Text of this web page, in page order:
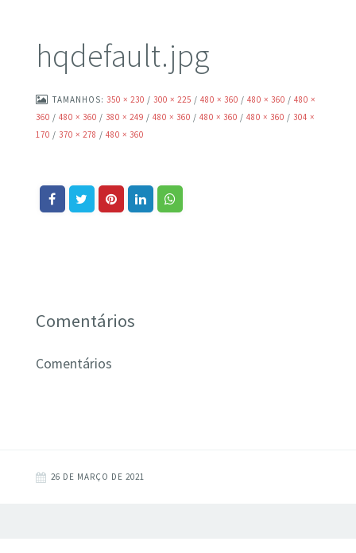
hqdefault.jpg
TAMANHOS: 350 × 230 / 300 × 225 / 480 × 360 / 480 × 360 / 480 ×
360 / 480 × 360 / 380 × 249 / 480 × 360 / 480 × 360 / 480 × 360 / 304 ×
170 / 370 × 278 / 480 × 360
Comentários
Comentários
26 DE MARÇO DE 2021